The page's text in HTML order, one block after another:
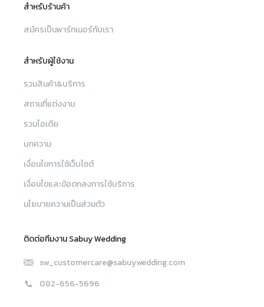
สำหรับร้านค้า
สมัครเป็นพาร์ทเนอร์กับเรา
สำหรับผู้ใช้งาน
รวมสินค้า&บริการ
สถานที่แต่งงาน
รวมไอเดีย
บทความ
เงื่อนไขการใช้เว็บไซต์
เงื่อนไขและข้อตกลงการใช้บริการ
นโยบายความเป็นส่วนตัว
ติดต่อทีมงาน Sabuy Wedding
sw_customercare@sabuywedding.com
082-656-5696